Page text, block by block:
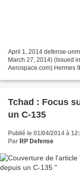
April 1, 2014 defense-
March 27, 2014) (Issued
Aerospace.com) Hermes
Tchad : Focus
un C-135
Publié le 01/04/2014 à
Par RP Defense